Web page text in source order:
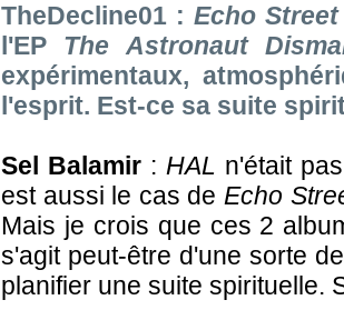
TheDecline01 : Echo Street
l'EP The Astronaut
expérimentaux,
l'esprit. Est-ce sa suite
Sel Balamir : HAL n'était
est aussi le cas de Echo
Mais je crois que ces 2
s'agit peut-être d'une sorte
planifier une suite spirituelle.